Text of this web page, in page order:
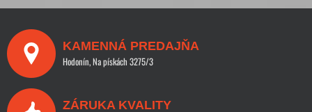
KAMENNÁ PREDAJŇA
Hodonín, Na pískách 3275/3
ZÁRUKA KVALITY